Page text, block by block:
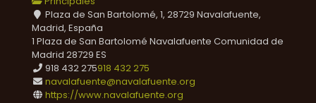
Plaza de San Bartolomé, 1, 28729 Navalafuente,
Madrid, España
1 Plaza de San Bartolomé Navalafuente Comunidad de
Madrid 28729 ES
918 432 275918 432 275
navalafuente@navalafuente.org
https://www.navalafuente.org